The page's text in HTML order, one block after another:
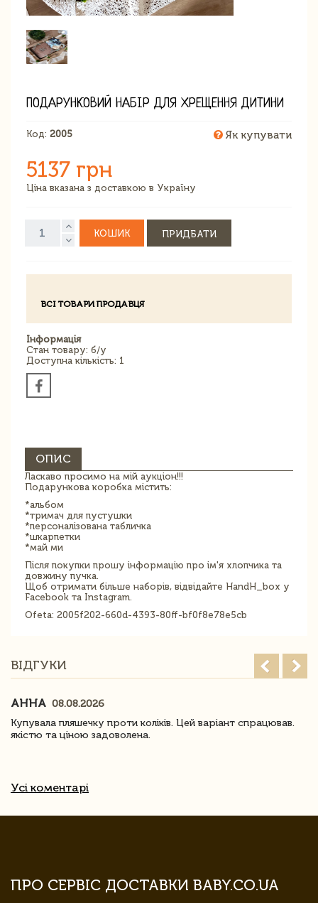
ПОДАРУНКОВИЙ НАБІР ДЛЯ ХРЕЩЕННЯ ДИТИНИ
Код: 2005 Як купувати
5137 грн
Ціна вказана з доставкою в Україну
КОШИК ПРИДБАТИ
ВСІ ТОВАРИ ПРОДАВЦЯ
Інформація
Стан товару: б/у
Доступна кількість: 1
ОПИС
Ласкаво просимо на мій аукціон!!!
Подарункова коробка містить:
*альбом
*тримач для пустушки
*персоналізована табличка
*шкарпетки
*май ми
Після покупки прошу інформацію про ім'я хлопчика та
довжину пучка.
Щоб отримати більше наборів, відвідайте HandH_box у
Facebook та Instagram.
Ofeta: 2005f202-660d-4393-80ff-bf0f8e78e5cb
ВІДГУКИ
АННА 08.08.2026
Купувала пляшечку проти коліків. Цей варіант спрацював.
якістю та ціною задоволена.
Усі коментарі
ПРО СЕРВІС ДОСТАВКИ BABY.CO.UA